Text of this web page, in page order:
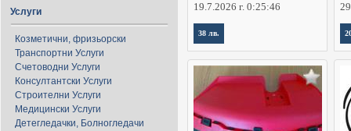
Услуги
Козметични, фризьорски
Транспортни Услуги
Счетоводни Услуги
Консултантски Услуги
Строителни Услуги
Медицински Услуги
Детегледачки, Болногледачи
19.7.2026 г. 0:25:46
38 лв.